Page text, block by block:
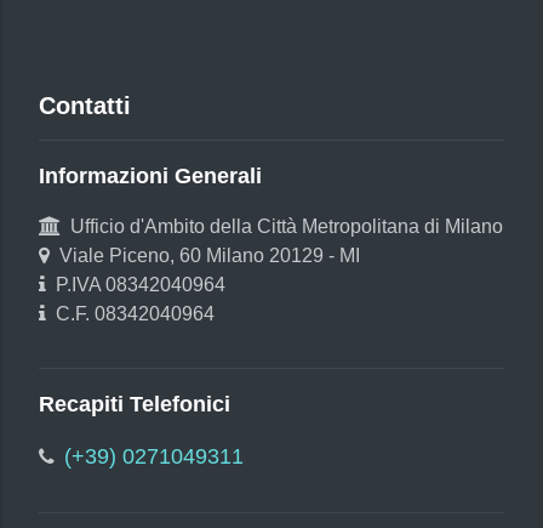
Contatti
Informazioni Generali
Ufficio d'Ambito della Città Metropolitana di Milano
Viale Piceno, 60 Milano 20129 - MI
P.IVA 08342040964
C.F. 08342040964
Recapiti Telefonici
(+39) 0271049311